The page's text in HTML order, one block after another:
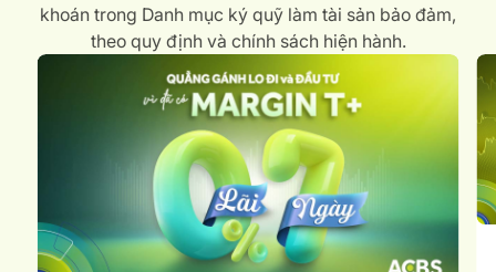
khoán trong Danh mục ký quỹ làm tài sản bảo đảm,
theo quy định và chính sách hiện hành.